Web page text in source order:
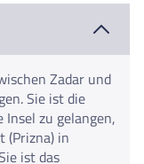
Zadar und
Sie ist die
zu gelangen,
(Prizna) in
ist das